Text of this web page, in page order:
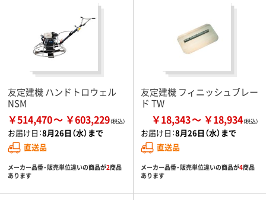
友定建機 ハンドトロウェル
NSM
￥514,470 ￥603,229
お届け日：8月26日（水）まで
直送品
メーカー品番・販売単位違いの商品が2商品
あります
友定建機 フィニッシュブレー
ド TW
￥18,343 ￥18,934
お届け日：8月26日（水）まで
直送品
メーカー品番・販売単位違いの商品が4商品
あります